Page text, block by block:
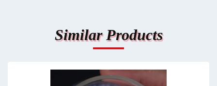
Similar Products